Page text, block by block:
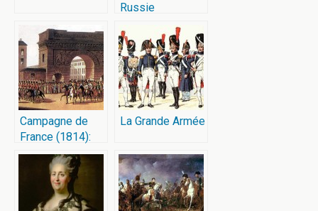
Russie
Campagne de
France (1814):
Les Cosaques
entrent dans
La Grande Armée